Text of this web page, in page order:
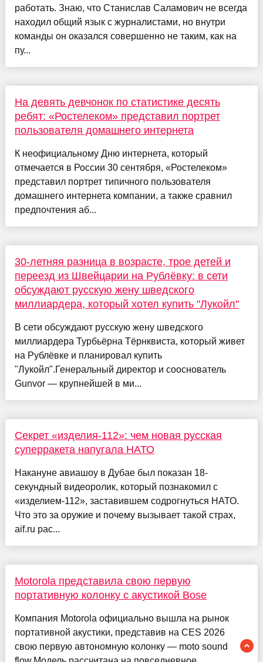
работать. Знаю, что Станислав Саламович не всегда
находил общий язык с журналистами, но внутри
команды он оказался совершенно не таким, как на
пу...
На девять девчонок по статистике десять
ребят: «Ростелеком» представил портрет
пользователя домашнего интернета
К неофициальному Дню интернета, который
отмечается в России 30 сентября, «Ростелеком»
представил портрет типичного пользователя
домашнего интернета компании, а также сравнил
предпочтения аб...
30-летняя разница в возрасте, трое детей и
переезд из Швейцарии на Рублёвку: в сети
обсуждают русскую жену шведского
миллиардера, который хотел купить "Лукойл"
В сети обсуждают русскую жену шведского
миллиардера Турбьёрна Тёрнквиста, который живет
на Рублёвке и планировал купить
"Лукойл".Генеральный директор и сооснователь
Gunvor — крупнейшей в ми...
Секрет «изделия-112»: чем новая русская
суперракета напугала НАТО
Накануне авиашоу в Дубае был показан 18-
секундный видеоролик, который познакомил с
«изделием-112», заставившем содрогнуться НАТО.
Что это за оружие и почему вызывает такой страх,
aif.ru рас...
Motorola представила свою первую
портативную колонку с акустикой Bose
Компания Motorola официально вышла на рынок
портативной акустики, представив на CES 2026
свою первую автономную колонку — moto sound